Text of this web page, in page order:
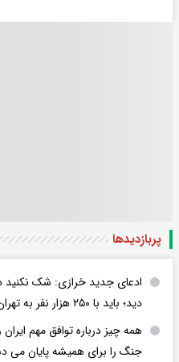
پربازدید‌ها
ادعای جدید خرازی: شک نکنید
دید؛ باید با ۲۵۰ هزار نفر به تهران حمله کنیم و دولت را سرنگون کنیم!
همه چیز درباره توافق مهم
جنگ را برای همیشه پایان می